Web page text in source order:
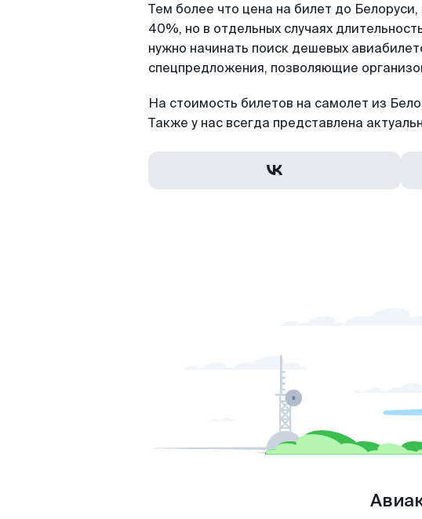
Тем более что цена на билет до
40%, но в отдельных случаях
нужно начинать поиск дешевых
спецпредложения, позволяющие
На стоимость билетов на самолет из
Также у нас всегда представлена